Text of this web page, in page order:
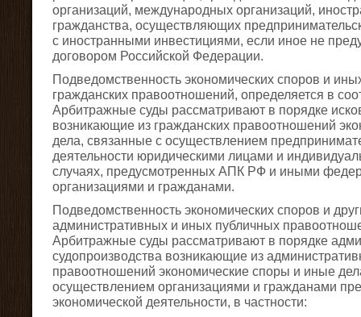
организаций, международных организаций,
гражданства, осуществляющих
с иностранными инвестициями, если иное не
договором Российской Федерации.
Подведомственность экономических споров и
гражданских правоотношений, определяется в
Арбитражные суды рассматривают в порядке
возникающие из гражданских правоотношений
дела, связанные с осуществлением
деятельности юридическими лицами и
случаях, предусмотренных АПК РФ и иными
организациями и гражданами.
Подведомственность экономических споров и
административных и иных публичных
Арбитражные суды рассматривают в порядке
судопроизводства возникающие из
правоотношений экономические споры и иные
осуществлением организациями и гражданами
экономической деятельности, в частности: